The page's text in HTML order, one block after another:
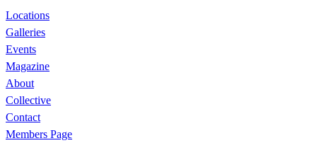
Locations
Galleries
Events
Magazine
About
Collective
Contact
Members Page